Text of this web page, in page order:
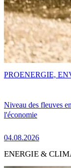
Niveau des fleuves
l'économie
04.08.2026
PROENERGIE,
ENERGIE &